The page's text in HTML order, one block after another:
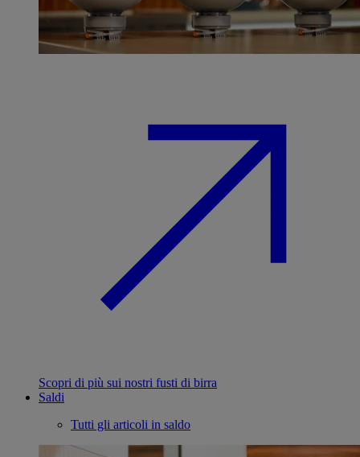
Scopri di più sui nostri fusti di birra
Saldi
Tutti gli articoli in saldo